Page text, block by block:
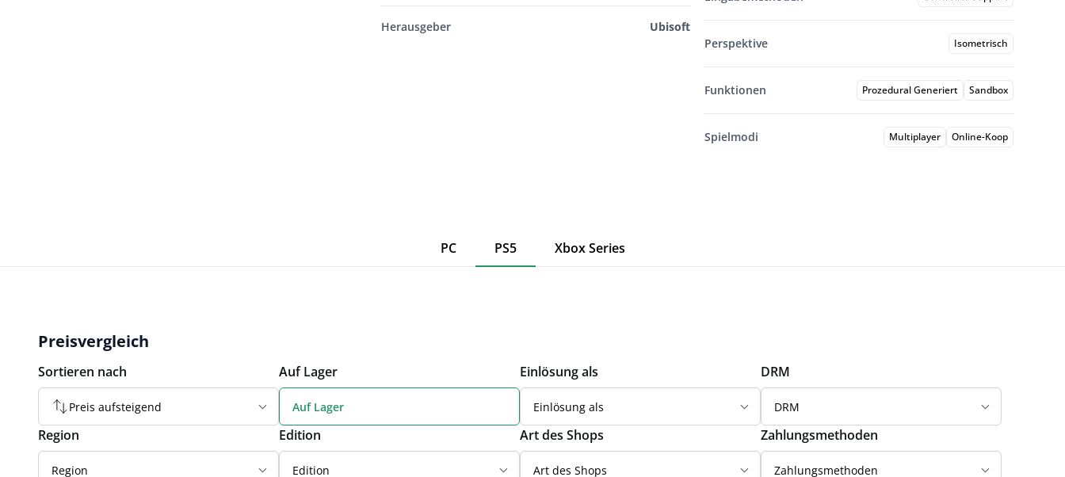
Herausgeber Ubisoft
Perspektive Isometrisch
Funktionen Prozedural Generiert Sandbox
Spielmodi Multiplayer Online-Koop
PC PS5 Xbox Series
Preisvergleich
Sortieren nach
Preis aufsteigend
Auf Lager
Auf Lager
Einlösung als
Einlösung als
DRM
DRM
Region
Region
Edition
Edition
Art des Shops
Art des Shops
Zahlungsmethoden
Zahlungsmethoden